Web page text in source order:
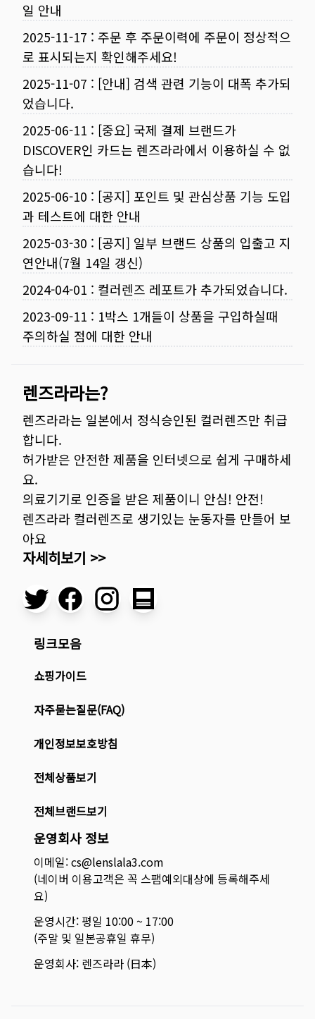
일 안내
2025-11-17 : 주문 후 주문이력에 주문이 정상적으
로 표시되는지 확인해주세요!
2025-11-07 : [안내] 검색 관련 기능이 대폭 추가되
었습니다.
2025-06-11 : [중요] 국제 결제 브랜드가
DISCOVER인 카드는 렌즈라라에서 이용하실 수 없
습니다!
2025-06-10 : [공지] 포인트 및 관심상품 기능 도입
과 테스트에 대한 안내
2025-03-30 : [공지] 일부 브랜드 상품의 입출고 지
연안내(7월 14일 갱신)
2024-04-01 : 컬러렌즈 레포트가 추가되었습니다.
2023-09-11 : 1박스 1개들이 상품을 구입하실때
주의하실 점에 대한 안내
렌즈라라는?
렌즈라라는 일본에서 정식승인된 컬러렌즈만 취급
합니다.
허가받은 안전한 제품을 인터넷으로 쉽게 구매하세
요.
의료기기로 인증을 받은 제품이니 안심! 안전!
렌즈라라 컬러렌즈로 생기있는 눈동자를 만들어 보
아요
자세히보기 >>
링크모음
쇼핑가이드
자주묻는질문(FAQ)
개인정보보호방침
전체상품보기
전체브랜드보기
운영회사 정보
이메일: cs@lenslala3.com
(네이버 이용고객은 꼭 스팸예외대상에 등록해주세
요)
운영시간: 평일 10:00 ~ 17:00
(주말 및 일본공휴일 휴무)
운영회사: 렌즈라라 (日本)